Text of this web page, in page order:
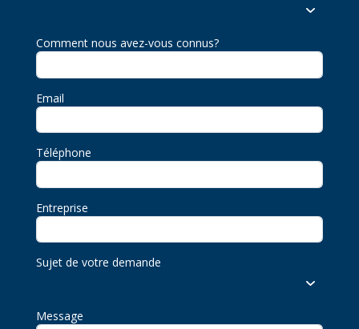
Comment nous avez-vous connus?
Email
Téléphone
Entreprise
Sujet de votre demande
Message